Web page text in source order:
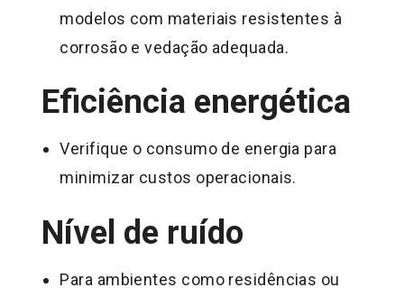
modelos com materiais resistentes à
corrosão e vedação adequada.
Eficiência energética
Verifique o consumo de energia para
minimizar custos operacionais.
Nível de ruído
Para ambientes como residências ou